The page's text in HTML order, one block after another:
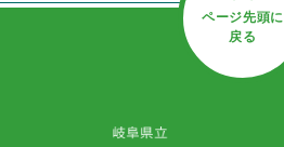
ページ先頭に
戻る